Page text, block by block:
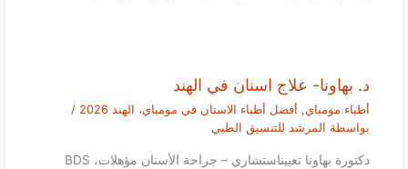
د. بهاونا- علاج اسنان في الهند
أطباء مومباي, أفضل أطباء الاسنان في مومباي، الهند 2026
/
بواسطة المرشد للتنسيق الطبي
دكتورة بهاونا تعييناستشاري – جراحة الأسنان مؤهلاتBDS ،